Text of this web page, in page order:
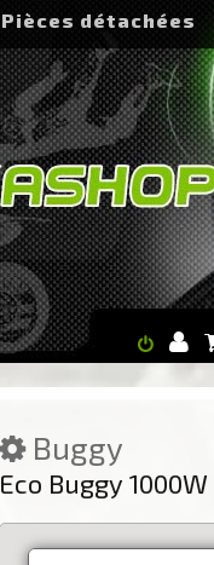
Pièces détachées
Buggy
Eco Buggy